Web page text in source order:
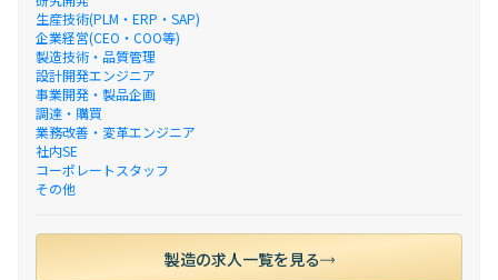
生産技術(PLM・ERP・SAP)
企業経営(CEO・COO等)
製造技術・品質管理
設計開発エンジニア
事業開発・製品企画
調達・購買
業務改善・変革エンジニア
社内SE
コーポレートスタッフ
その他
製造の求人一覧を見る